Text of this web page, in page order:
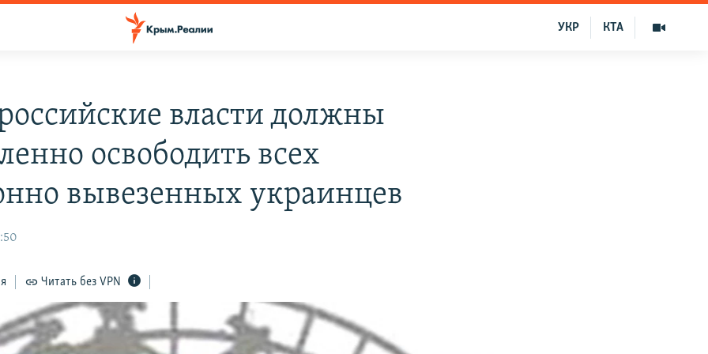
КТА
УКР
власти должны
освободить всех
вывезенных украинцев
Читать без VPN